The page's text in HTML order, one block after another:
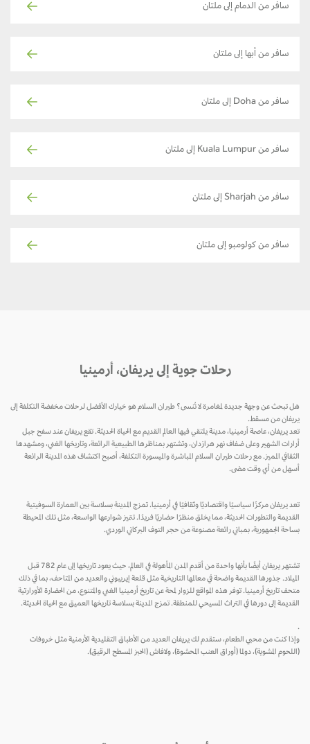
سافر من الدمام إلى ملتان
سافر من أبها إلى ملتان
سافر من Doha إلى ملتان
سافر من Kuala Lumpur إلى ملتان
سافر من Sharjah إلى ملتان
سافر من كولومبو إلى ملتان
رحلات جوية إلى يريفان، أرمينيا
هل تبحث عن وجهة جديدة لمغامرة لا تُنسى؟ طيران السلام هو خيارك الأفضل لرحلات مخفضة التكلفة إلى
يريفان من مسقط.
تعد يريفان، عاصمة أرمينيا، مدينة يلتقي فيها العالم القديم مع الحياة الحديثة. تقع يريفان عند سفح جبل
أرارات الشهير وعلى ضفاف نهر هرازدان، وتشتهر بمناظرها الطبيعية الرائعة، وتاريخها الغني، ومشهدها
الثقافي المميز. مع رحلات طيران السلام المباشرة والميسورة التكلفة، أصبح اكتشاف هذه المدينة الرائعة
أسهل من أي وقت مضى.
تعد يريفان مركزًا سياسيًا واقتصاديًا وثقافيًا في أرمينيا. تمزج المدينة بسلاسة بين العمارة السوفيتية
القديمة والتطورات الحديثة، مما يخلق منظرًا حضاريًا فريدًا. تتميز شوارعها الواسعة، مثل تلك المحيطة
بساحة الجمهورية، بمباني رائعة مصنوعة من حجر التوف البركاني الوردي.
تشتهر يريفان أيضًا بأنها واحدة من أقدم المدن المأهولة في العالم، حيث يعود تاريخها إلى عام 782 قبل
الميلاد. جذورها القديمة واضحة في معالمها التاريخية مثل قلعة إيريبوني والعديد من المتاحف، بما في ذلك
متحف تاريخ أرمينيا. توفر هذه المواقع للزوار لمحة عن تاريخ أرمينيا الغني والمتنوع، من الحضارة الأورارتية
القديمة إلى دورها في التراث المسيحي للمنطقة. تمزج المدينة بسلاسة تاريخها العميق مع الحياة الحديثة.
وإذا كنت من محبي الطعام، ستقدم لك يريفان العديد من الأطباق التقليدية الأرمنية مثل خروفات
(اللحوم المشوية)، دولما (أوراق العنب المحشوة)، ولافاش (الخبز المسطح الرقيق).